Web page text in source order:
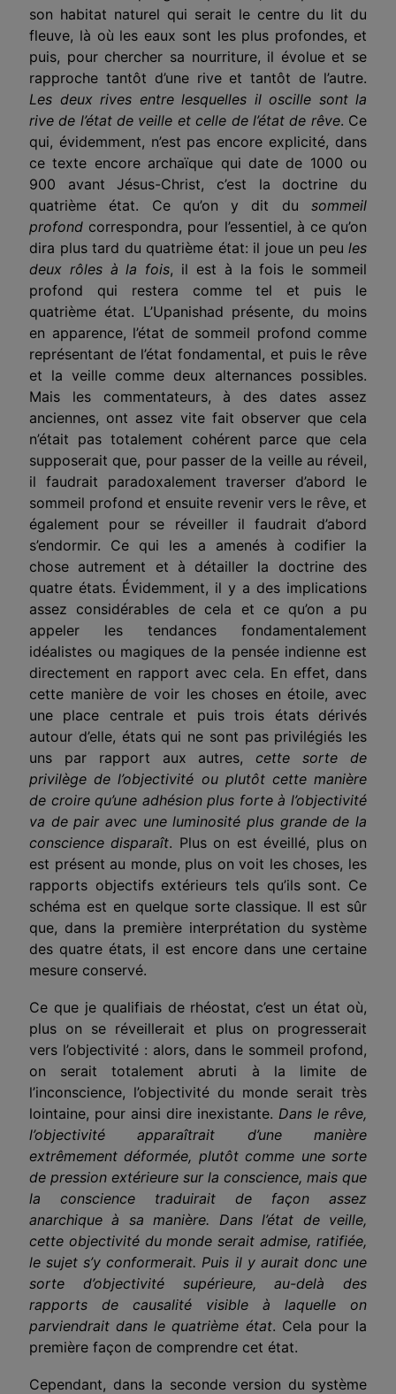
son habitat naturel qui serait le centre du lit du
fleuve, là où les eaux sont les plus profondes, et
puis, pour chercher sa nourriture, il évolue et se
rapproche tantôt d’une rive et tantôt de l’autre.
Les deux rives entre lesquelles il oscille sont la
rive de l’état de veille et celle de l’état de rêve. Ce
qui, évidemment, n’est pas encore explicité, dans
ce texte encore archaïque qui date de 1000 ou
900 avant Jésus-Christ, c’est la doctrine du
quatrième état. Ce qu’on y dit du sommeil
profond correspondra, pour l’essentiel, à ce qu’on
dira plus tard du quatrième état: il joue un peu les
deux rôles à la fois, il est à la fois le sommeil
profond qui restera comme tel et puis le
quatrième état. L’Upanishad présente, du moins
en apparence, l’état de sommeil profond comme
représentant de l’état fondamental, et puis le rêve
et la veille comme deux alternances possibles.
Mais les commentateurs, à des dates assez
anciennes, ont assez vite fait observer que cela
n’était pas totalement cohérent parce que cela
supposerait que, pour passer de la veille au réveil,
il faudrait paradoxalement traverser d’abord le
sommeil profond et ensuite revenir vers le rêve, et
également pour se réveiller il faudrait d’abord
s’endormir. Ce qui les a amenés à codifier la
chose autrement et à détailler la doctrine des
quatre états. Évidemment, il y a des implications
assez considérables de cela et ce qu’on a pu
appeler les tendances fondamentalement
idéalistes ou magiques de la pensée indienne est
directement en rapport avec cela. En effet, dans
cette manière de voir les choses en étoile, avec
une place centrale et puis trois états dérivés
autour d’elle, états qui ne sont pas privilégiés les
uns par rapport aux autres,cette sorte de
privilège de l’objectivité ou plutôt cette manière
de croire qu’une adhésion plus forte à l’objectivité
va de pair avec une luminosité plus grande de la
conscience disparaît. Plus on est éveillé, plus on
est présent au monde, plus on voit les choses, les
rapports objectifs extérieurs tels qu’ils sont. Ce
schéma est en quelque sorte classique. Il est sûr
que, dans la première interprétation du système
des quatre états, il est encore dans une certaine
mesure conservé.
Ce que je qualifiais de rhéostat, c’est un état où,
plus on se réveillerait et plus on progresserait
vers l’objectivité : alors, dans le sommeil profond,
on serait totalement abruti à la limite de
l’inconscience, l’objectivité du monde serait très
lointaine, pour ainsi dire inexistante. Dans le rêve,
l’objectivité apparaîtrait d’une manière
extrêmement déformée, plutôt comme une sorte
de pression extérieure sur la conscience, mais que
la conscience traduirait de façon assez
anarchique à sa manière. Dans l’état de veille,
cette objectivité du monde serait admise, ratifiée,
le sujet s’y conformerait. Puis il y aurait donc une
sorte d’objectivité supérieure, au-delà des
rapports de causalité visible à laquelle on
parviendrait dans le quatrième état. Cela pour la
première façon de comprendre cet état.
Cependant, dans la seconde version du système